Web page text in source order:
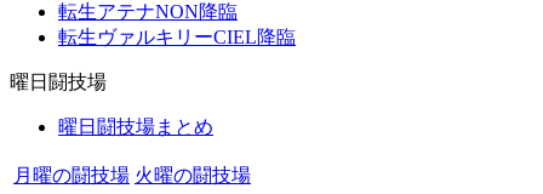
転生アテナNON降臨
転生ヴァルキリーCIEL降臨
曜日闘技場
曜日闘技場まとめ
月曜の闘技場 火曜の闘技場